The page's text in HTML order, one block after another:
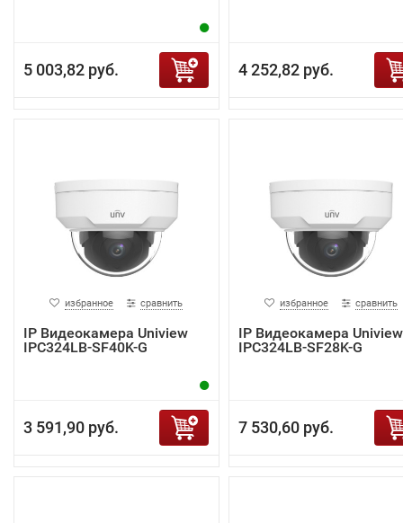
5 003,82 руб. 4 252,82 руб.
избранное сравнить
IP Видеокамера Uniview
IPC324LB-SF40K-G
3 591,90 руб.
избранное сравнить
IP Видеокамера Uniview
IPC324LB-SF28K-G
7 530,60 руб.